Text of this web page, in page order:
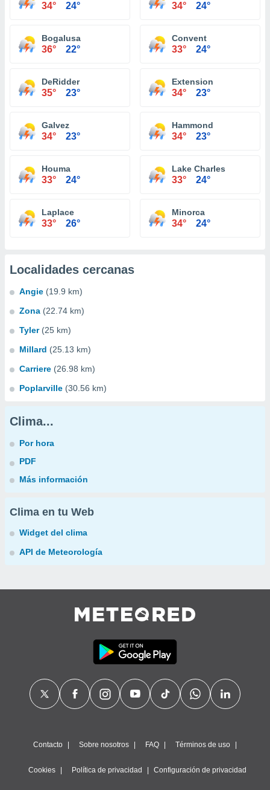
34° 24° 34° 24°
Bogalusa
36° 22°
Convent
33° 24°
DeRidder
35° 23°
Extension
34° 23°
Galvez
34° 23°
Hammond
34° 23°
Houma
33° 24°
Lake Charles
33° 24°
Laplace
33° 26°
Minorca
34° 24°
Localidades cercanas
Angie (19.9 km)
Zona (22.74 km)
Tyler (25 km)
Millard (25.13 km)
Carriere (26.98 km)
Poplarville (30.56 km)
Clima...
Por hora
PDF
Más información
Clima en tu Web
Widget del clima
API de Meteorología
Contacto Sobre nosotros FAQ Términos de uso
Cookies Política de privacidad Configuración de privacidad